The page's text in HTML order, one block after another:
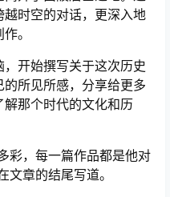
时空的对话，更深入地
。
开始撰写关于这次历史
所见所感，分享给更多
那个时代的文化和历
彩，每一篇作品都是他对
文章的结尾写道。